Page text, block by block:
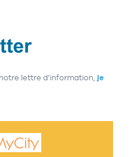
lettre d’information, je